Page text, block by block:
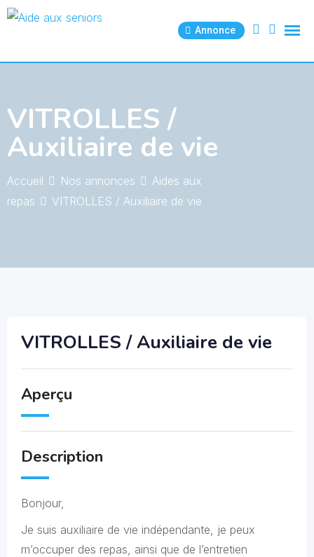
Skip
Annonce
VITROLLES /
Auxiliaire de vie
Accueil Nos annonces
Aides aux
repas
VITROLLES / Auxiliaire de vie
VITROLLES / Auxiliaire de vie
Aperçu
Description
Bonjour,
Je suis auxiliaire de vie indépendante, je peux
m’occuper des repas, ainsi que de l’entretien